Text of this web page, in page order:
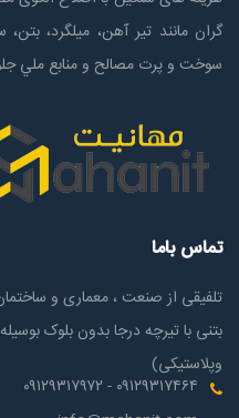
گران مانند تیر آهن، میلگرد،
سوخت و پرت مصالح و منابع ملي
تماس باما
تلفیقی از صنعت ، معماری و
بتنی با تیرچه درجا بدون بلوک
وپلاستیکی)
۰۹۱۲۹۳۱۷۴۶۴ - ۰۹۱۲۹۳۱۷۹۷۲